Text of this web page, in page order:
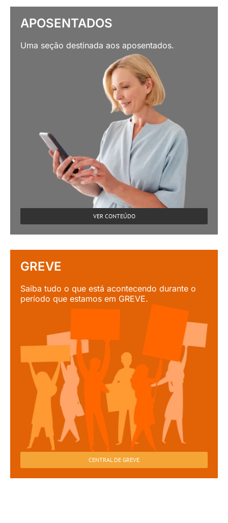
APOSENTADOS
Uma seção destinada aos aposentados.
VER CONTEÚDO
GREVE
Saiba tudo o que está acontecendo durante o
período que estamos em GREVE.
CENTRAL DE GREVE